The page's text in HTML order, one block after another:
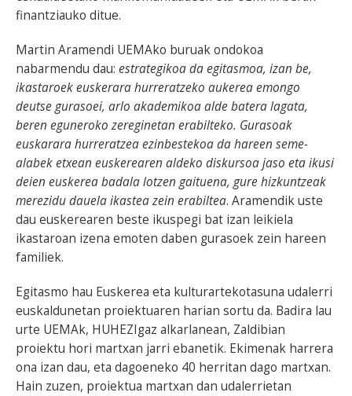
finantziauko ditue.
Martin Aramendi UEMAko buruak ondokoa
nabarmendu dau: estrategikoa da egitasmoa, izan be,
ikastaroek euskerara hurreratzeko aukerea emongo
deutse gurasoei, arlo akademikoa alde batera lagata,
beren eguneroko zereginetan erabilteko. Gurasoak
euskarara hurreratzea ezinbestekoa da hareen seme-
alabek etxean euskerearen aldeko diskursoa jaso eta ikusi
deien euskerea badala lotzen gaituena, gure hizkuntzeak
merezidu dauela ikastea zein erabiltea. Aramendik uste
dau euskerearen beste ikuspegi bat izan leikiela
ikastaroan izena emoten daben gurasoek zein hareen
familiek.
Egitasmo hau Euskerea eta kulturartekotasuna udalerri
euskaldunetan proiektuaren harian sortu da. Badira lau
urte UEMAk, HUHEZIgaz alkarlanean, Zaldibian
proiektu hori martxan jarri ebanetik. Ekimenak harrera
ona izan dau, eta dagoeneko 40 herritan dago martxan.
Hain zuzen, proiektua martxan dan udalerrietan